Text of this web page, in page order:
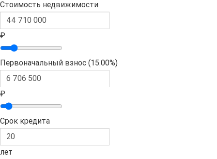
Стоимость недвижимости
₽
Первоначальный взнос (15.00%)
₽
Срок кредита
лет